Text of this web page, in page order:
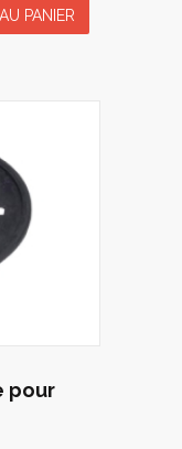
PANIER
pour